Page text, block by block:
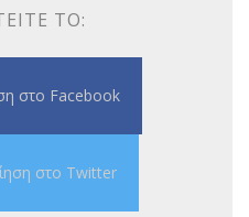
ΤΟ:
στο Facebook
στο Twitter